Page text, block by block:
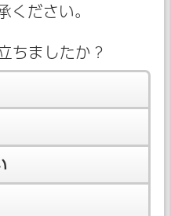
ください。
ちましたか？